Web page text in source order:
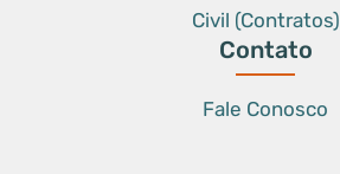
Civil (Contratos)
Contato
Fale Conosco